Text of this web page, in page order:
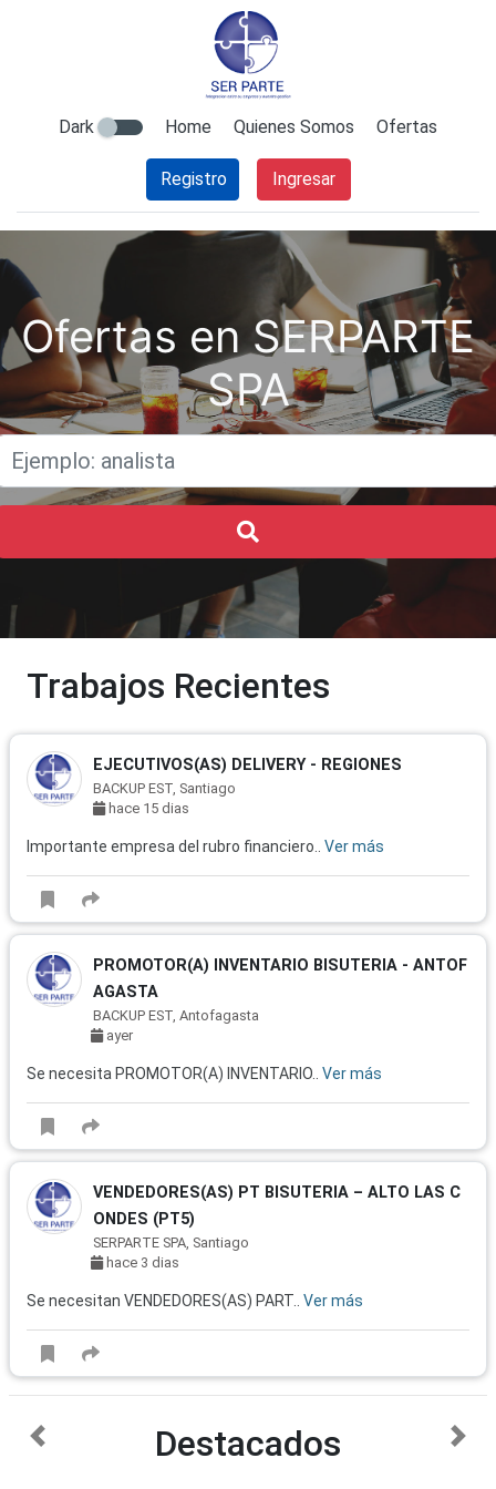
Dark Home Quienes Somos Ofertas
Registro Ingresar
Ofertas en SERPARTE
SPA
Trabajos Recientes
EJECUTIVOS(AS) DELIVERY - REGIONES
BACKUP EST, Santiago
hace 15 dias
Importante empresa del rubro financiero.. Ver más
PROMOTOR(A) INVENTARIO BISUTERIA - ANTOF
AGASTA
BACKUP EST, Antofagasta
ayer
Se necesita PROMOTOR(A) INVENTARIO.. Ver más
VENDEDORES(AS) PT BISUTERIA – ALTO LAS C
ONDES (PT5)
SERPARTE SPA, Santiago
hace 3 dias
Se necesitan VENDEDORES(AS) PART.. Ver más
Destacados
anterior